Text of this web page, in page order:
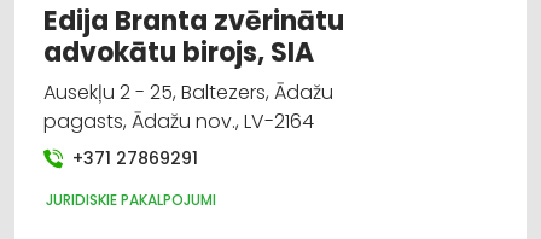
Edija Branta zvērinātu
advokātu birojs, SIA
Ausekļu 2 - 25, Baltezers, Ādažu
pagasts, Ādažu nov., LV-2164
+371 27869291
JURIDISKIE PAKALPOJUMI